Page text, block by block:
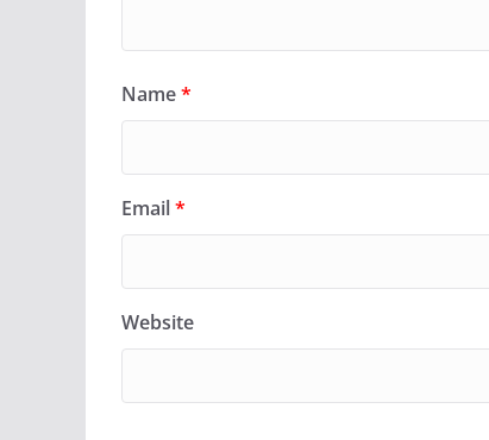
Name*
Email*
Website